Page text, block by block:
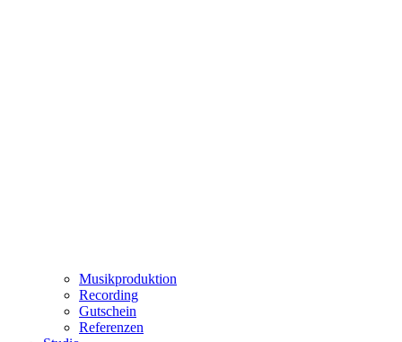
Musikproduktion
Recording
Gutschein
Referenzen